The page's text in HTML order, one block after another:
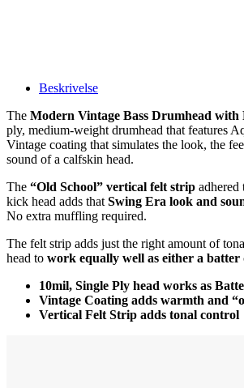
Beskrivelse
The Modern Vintage Bass Drumhead with
ply, medium-weight drumhead that features
Vintage coating that simulates the look, the
sound of a calfskin head.
The “Old School” vertical felt strip adhered
kick head adds that Swing Era look and
No extra muffling required.
The felt strip adds just the right amount of
head to work equally well as either a batter
10mil, Single Ply head works as
Vintage Coating adds warmth and
Vertical Felt Strip adds tonal control